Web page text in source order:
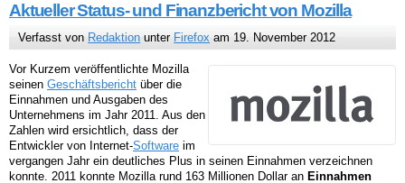
Aktueller Status- und Finanzbericht von Mozilla
Verfasst von Redaktion unter Firefox am 19. November 2012
Vor Kurzem veröffentlichte Mozilla
seinen Geschäftsbericht über die
Einnahmen und Ausgaben des
Unternehmens im Jahr 2011. Aus den
Zahlen wird ersichtlich, dass der
Entwickler von Internet-Software im
vergangen Jahr ein deutliches Plus in seinen Einnahmen verzeichnen
konnte. 2011 konnte Mozilla rund 163 Millionen Dollar an Einnahmen